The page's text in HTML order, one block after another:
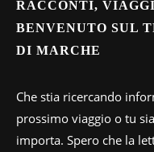
RACCONTI,
BENVENUTO SUL
DI MARCHE
Che stia ricercando
prossimo viaggio o tu
importa. Spero che la